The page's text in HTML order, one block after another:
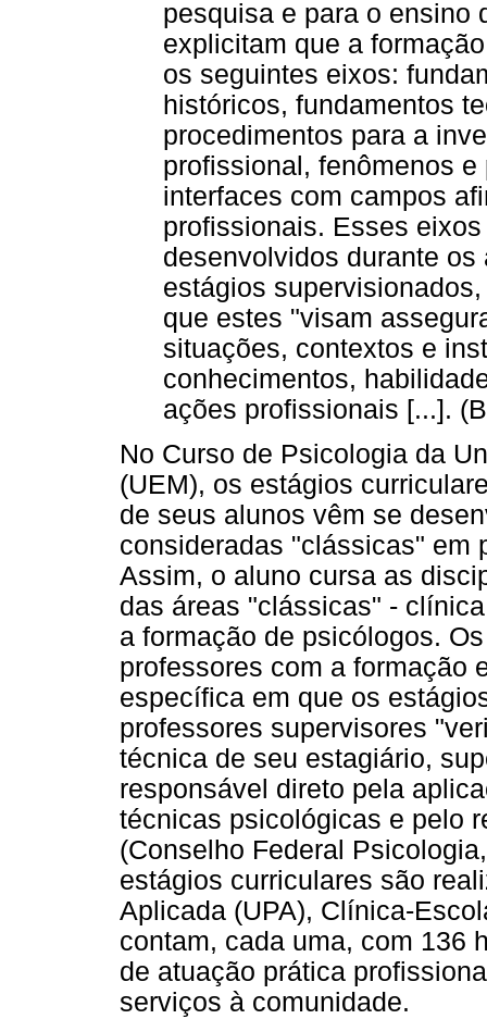
pesquisa e para o ensino
explicitam que a
os seguintes eixos:
históricos, fundamentos
procedimentos para a
profissional, fenômenos
interfaces com campos
profissionais. Esses
desenvolvidos durante
estágios
que estes "visam
situações, contextos e
conhecimentos,
ações profissionais [...].
No Curso de Psicologia da
(UEM), os estágios
de seus alunos vêm se
consideradas "clássicas" em
Assim, o aluno cursa as
das áreas "clássicas" -
a formação de psicólogos.
professores com a formação
específica em que os
professores supervisores
técnica de seu estagiário,
responsável direto pela
técnicas psicológicas e pelo
(Conselho Federal
estágios curriculares são
Aplicada (UPA), Clínica-
contam, cada uma, com 136
de atuação prática
serviços à comunidade.